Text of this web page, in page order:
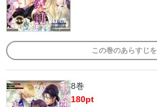
この巻のあらすじを
8巻
180pt